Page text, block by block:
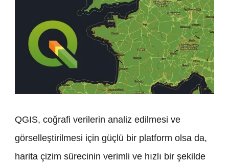
ile
Harita
QGIS, coğrafi verilerin analiz edilmesi ve
görselleştirilmesi için güçlü bir platform olsa da,
harita çizim sürecinin verimli ve hızlı bir şekilde